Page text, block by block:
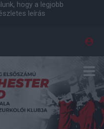
hogy a legjobb
leírás